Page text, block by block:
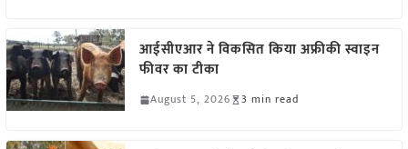
आईसीएआर ने विकसित किया अफ्रीकी स्वाइन
फीवर का टीका
August 5, 2026 3 min read